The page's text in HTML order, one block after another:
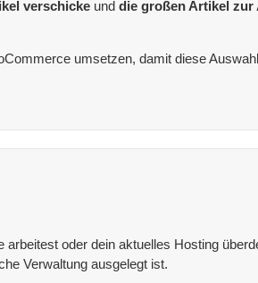
verschicke und die großen Artikel
umsetzen, damit diese
arbeitest oder dein aktuelles Hosting
Verwaltung ausgelegt ist.